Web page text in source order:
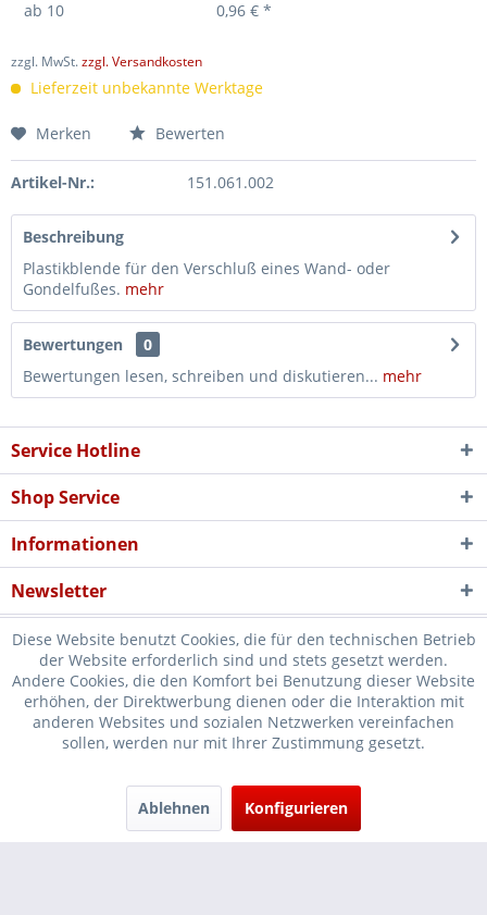
ab 10 0,96 € *
zzgl. MwSt.zzgl. Versandkosten
Lieferzeit unbekannte Werktage
Merken Bewerten
Artikel-Nr.: 151.061.002
Beschreibung
Plastikblende für den Verschluß eines Wand- oder
Gondelfußes. mehr
Bewertungen
0
Bewertungen lesen, schreiben und diskutieren... mehr
Service Hotline
Shop Service
Informationen
Newsletter
* Verkauf nur an Unternehmer, Gewerbetreibende, Freiberufler und
öffentliche Institutionen, daher verstehen sich alle Preise zzgl.
nicht anders beschrieben
Diese Website benutzt Cookies, die für den technischen Betrieb
der Website erforderlich sind und stets gesetzt werden.
Andere Cookies, die den Komfort bei Benutzung dieser Website
erhöhen, der Direktwerbung dienen oder die Interaktion mit
anderen Websites und sozialen Netzwerken vereinfachen
sollen, werden nur mit Ihrer Zustimmung gesetzt.
Ablehnen Konfigurieren